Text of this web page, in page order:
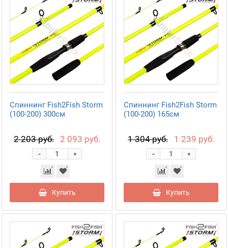
Спиннинг Fish2Fish Storm
(100-200) 300см
2 203 руб. 2 093 руб.
+
-
Купить
Спиннинг Fish2Fish Storm
(100-200) 165см
1 304 руб. 1 239 руб.
+
-
Купить